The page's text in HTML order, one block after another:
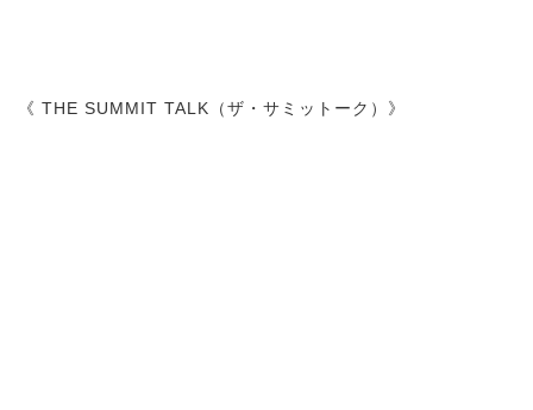
《 THE SUMMIT TALK（ザ・サミットーク）》